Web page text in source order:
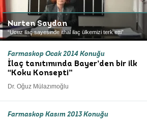
Nurten Saydan
“Ucuz ilaç sayesinde ithal ilaç ülkemizi terk etti”
Farmaskop Ocak 2014 Konuğu
İlaç tanıtımında Bayer’den bir ilk
“Koku Konsepti”
Dr. Oğuz Mülazımoğlu
Farmaskop Kasım 2013 Konuğu